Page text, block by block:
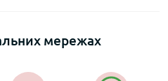
мережах